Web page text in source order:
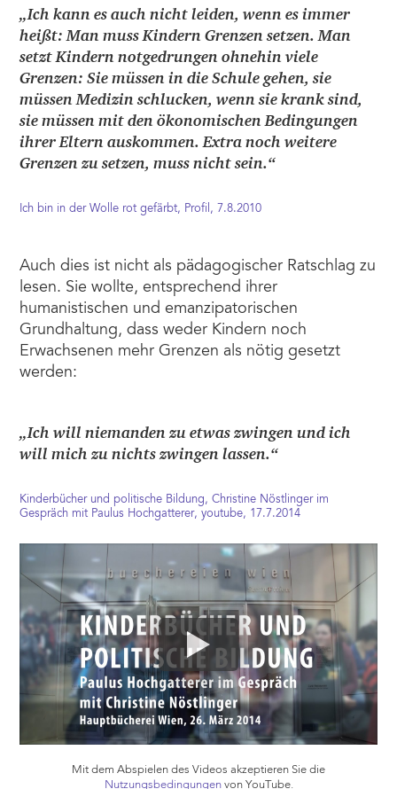
„Ich kann es auch nicht leiden, wenn es immer
heißt: Man muss Kindern Grenzen setzen. Man
setzt Kindern notgedrungen ohnehin viele
Grenzen: Sie müssen in die Schule gehen, sie
müssen Medizin schlucken, wenn sie krank sind,
sie müssen mit den ökonomischen Bedingungen
ihrer Eltern auskommen. Extra noch weitere
Grenzen zu setzen, muss nicht sein.“
Ich bin in der Wolle rot gefärbt, Profil, 7.8.2010
Auch dies ist nicht als pädagogischer Ratschlag zu
lesen. Sie wollte, entsprechend ihrer
humanistischen und emanzipatorischen
Grundhaltung, dass weder Kindern noch
Erwachsenen mehr Grenzen als nötig gesetzt
werden:
„Ich will niemanden zu etwas zwingen und ich
will mich zu nichts zwingen lassen.“
Kinderbücher und politische Bildung, Christine Nöstlinger im
Gespräch mit Paulus Hochgatterer, youtube, 17.7.2014
Mit dem Abspielen des Videos akzeptieren Sie die
Nutzungsbedingungenvon YouTube.